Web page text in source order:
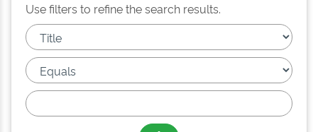
Use filters to refine the search results.